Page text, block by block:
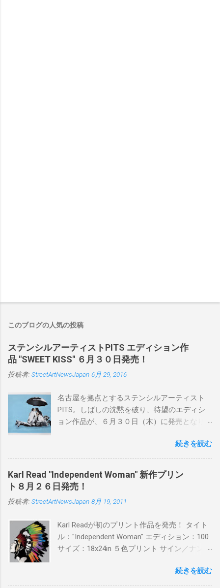
このブログの人気の投稿
ステンシルアーティストPITS エディション作
品 "SWEET KISS" ６月３０日発売！
投稿者: StreetArtNewsJapan 6月 29, 2016
名古屋を拠点とするステンシルアーティスト
PITS。しばしの沈黙を破り、待望のエディシ
ョン作品が、６月３０日（木）に発売となり
品に落とし込むスタイルは今作でも健在。(
PITSの過去記事はこちらから ) 発売日：6月30
日(木)19時 タイトル：SWEET KISS カラー：
BLUE/MINT GREEN/PINK/YELLOW エディショ
ン：各色５ サイズ：800mm × 550mm 価格：
¥16,000(¥17,280) 購入は、 こちら から
続きを読む
Karl Read "Independent Woman" 新作プリン
ト８月２６日発売！
投稿者: StreetArtNewsJapan 8月 19, 2011
Karl Readが初のプリント作品を発売！ タイト
ル："Independent Woman" エディション：100
サイズ：18x24in ５色プリント サイン／ナンバ
ドフィニッシュバージョン（エディション：
25）$125 購入は８月２６日に こちら から
続きを読む